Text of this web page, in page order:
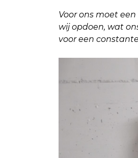
Voor ons moet
wij opdoen, wat
voor een